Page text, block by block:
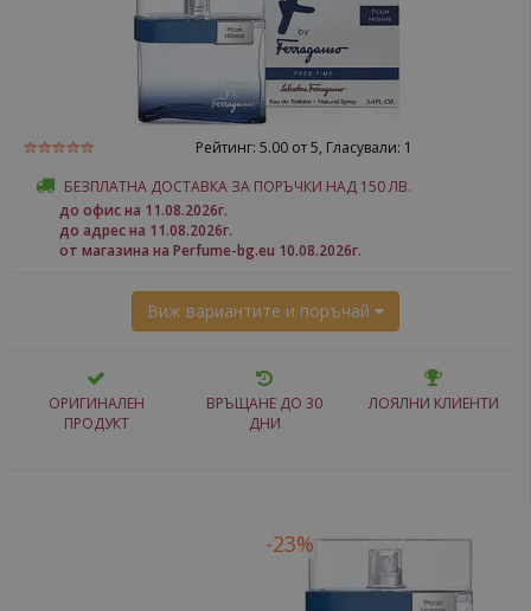
Рейтинг: 5.00от 5, Гласували: 1
БЕЗПЛАТНА ДОСТАВКА ЗА ПОРЪЧКИ НАД 150 ЛВ.
до офис на 11.08.2026г.
до адрес на 11.08.2026г.
от магазина на Perfume-bg.eu 10.08.2026г.
Виж вариантите и поръчай
ОРИГИНАЛЕН
ПРОДУКТ
ВРЪЩАНЕ ДО 30
ДНИ
ЛОЯЛНИ КЛИЕНТИ
-23%